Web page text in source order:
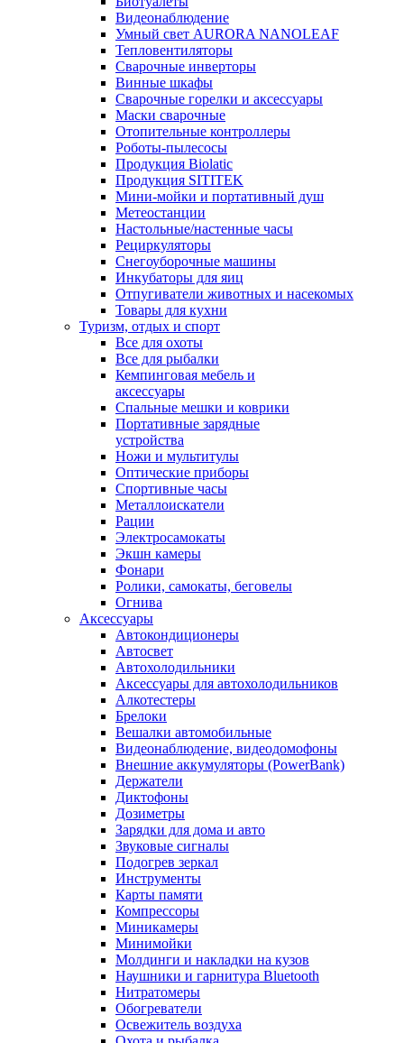
Видеонаблюдение
Умный свет AURORA NANOLEAF
Тепловентиляторы
Сварочные инверторы
Винные шкафы
Сварочные горелки и аксессуары
Маски сварочные
Отопительные контроллеры
Роботы-пылесосы
Продукция Biolatic
Продукция SITITEK
Мини-мойки и портативный душ
Метеостанции
Настольные/настенные часы
Рециркуляторы
Снегоуборочные машины
Инкубаторы для яиц
Отпугиватели животных и насекомых
Товары для кухни
Туризм, отдых и спорт
Все для охоты
Все для рыбалки
Кемпинговая мебель и
аксессуары
Спальные мешки и коврики
Портативные зарядные
устройства
Ножи и мультитулы
Оптические приборы
Спортивные часы
Металлоискатели
Рации
Электросамокаты
Экшн камеры
Фонари
Ролики, самокаты, беговелы
Огнива
Аксессуары
Автокондиционеры
Aвтосвет
Автохолодильники
Аксессуары для автохолодильников
Алкотестеры
Брелоки
Вешалки автомобильные
Видеонаблюдение, видеодомофоны
Внешние аккумуляторы (PowerBank)
Держатели
Диктофоны
Дозиметры
Зарядки для дома и авто
Звуковые сигналы
Подогрев зеркал
Инструменты
Карты памяти
Компрессоры
Миникамеры
Минимойки
Молдинги и накладки на кузов
Наушники и гарнитура Bluetooth
Нитратомеры
Обогреватели
Освежитель воздуха